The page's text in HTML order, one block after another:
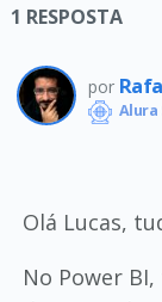
1 RESPOSTA
por
Alura
Olá Lucas,
No Power